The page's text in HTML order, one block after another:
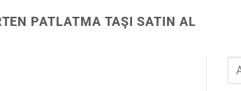
PATLATMA TAŞI SATIN AL